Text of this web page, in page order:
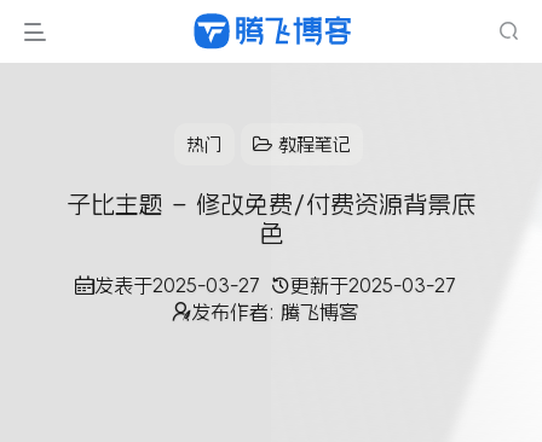
热门 教程笔记
子比主题 – 修改免费/付费资源背景底
色
发表于2025-03-27 更新于2025-03-27
发布作者: 腾飞博客